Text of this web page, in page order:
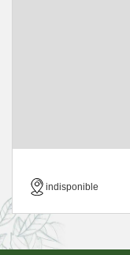
indisponible